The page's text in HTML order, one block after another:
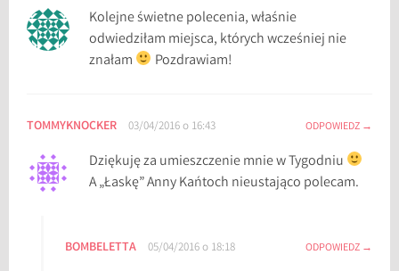
Kolejne świetne polecenia, właśnie
odwiedziłam miejsca, których wcześniej nie
znałam
Pozdrawiam!
TOMMYKNOCKER 03/04/2016 o 16:43 ODPOWIEDZ
Dziękuję za umieszczenie mnie w Tygodniu
A „Łaskę” Anny Kańtoch nieustająco polecam.
BOMBELETTA 05/04/2016 o 18:18 ODPOWIEDZ